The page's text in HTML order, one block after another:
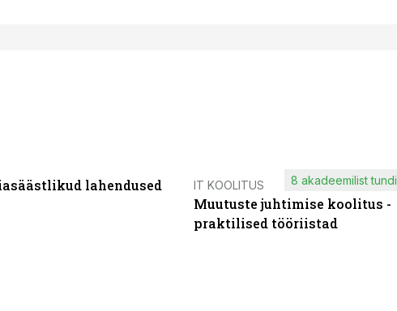
lahendused
IT KOOLITUS
Muutuste juhtimise koolitus -
praktilised tööriistad
8 akadeemilist tundi